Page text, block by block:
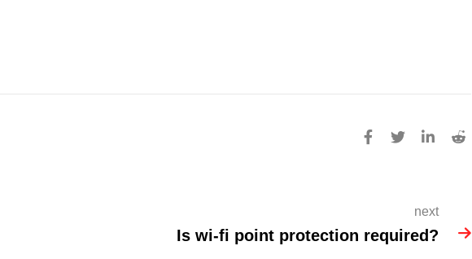
next
Is wi-fi point protection required?